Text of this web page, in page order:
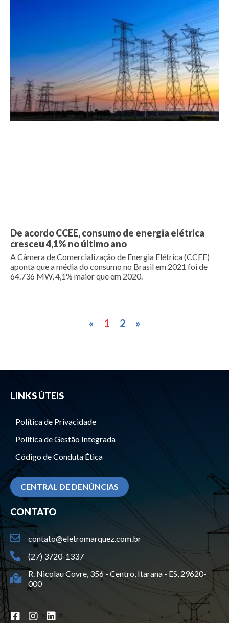
De acordo CCEE, consumo de energia elétrica
cresceu 4,1% no último ano
A Câmera de Comercialização de Energia Elétrica (CCEE)
aponta que a média do consumo no Brasil em 2021 foi de
64.736 MW, 4,1% maior que em 2020.
« 1 2 »
CONTATO
contato@eletromarquez.com.br
(27) 3720-1337
R. Nicolau Covre, 356 - Centro, Itarana - ES, 29620-
000
LINKS ÚTEIS
Política de Privacidade
Política de Gestão Integrada
Código de Conduta Ética
CENTRAL DE DENÚNCIAS